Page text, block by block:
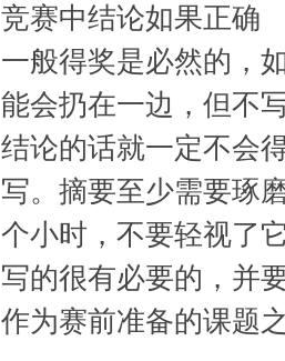
竞赛中结论如果正确
一般得奖是必然的，
能会扔在一边，但不
结论的话就一定不会
写。摘要至少需要琢
个小时，不要轻视了
写的很有必要的，并
作为赛前准备的课题